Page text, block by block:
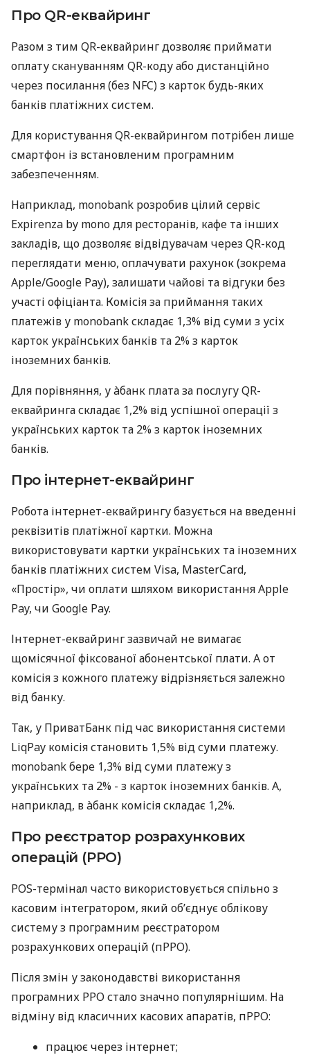
Про QR-еквайринг
Разом з тим QR-еквайринг дозволяє приймати
оплату скануванням QR-коду або дистанційно
через посилання (без NFC) з карток будь-яких
банків платіжних систем.
Для користування QR-еквайрингом потрібен лише
смартфон із встановленим програмним
забезпеченням.
Наприклад, monobank розробив цілий сервіс
Expirenza by mono для ресторанів, кафе та інших
закладів, що дозволяє відвідувачам через QR-код
переглядати меню, оплачувати рахунок (зокрема
Apple/Google Pay), залишати чайові та відгуки без
участі офіціанта. Комісія за приймання таких
платежів у monobank складає 1,3% від суми з усіх
карток українських банків та 2% з карток
іноземних банків.
Для порівняння, у àбанк плата за послугу QR-
еквайринга складає 1,2% від успішної операції з
українських карток та 2% з карток іноземних
банків.
Про інтернет-еквайринг
Робота інтернет-еквайрингу базується на введенні
реквізитів платіжної картки. Можна
використовувати картки українських та іноземних
банків платіжних систем Visa, MasterCard,
«Простір», чи оплати шляхом використання Apple
Pay, чи Google Pay.
Інтернет-еквайринг зазвичай не вимагає
щомісячної фіксованої абонентської плати. А от
комісія з кожного платежу відрізняється залежно
від банку.
Так, у ПриватБанк під час використання системи
LiqPay комісія становить 1,5% від суми платежу.
monobank бере 1,3% від суми платежу з
українських та 2% - з карток іноземних банків. А,
наприклад, в àбанк комісія складає 1,2%.
Про реєстратор розрахункових
операцій (РРО)
POS-термінал часто використовується спільно з
касовим інтегратором, який об’єднує облікову
систему з програмним реєстратором
розрахункових операцій (пРРО).
Після змін у законодавстві використання
програмних РРО стало значно популярнішим. На
відміну від класичних касових апаратів, пРРО:
працює через інтернет;